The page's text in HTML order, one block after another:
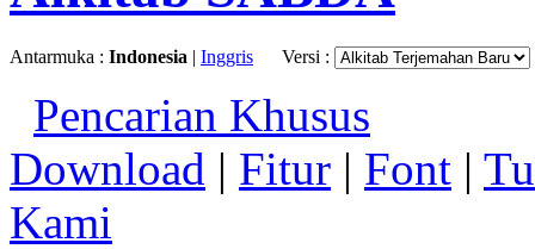
Antarmuka : Indonesia | Inggris Versi :
Pencarian Khusus
Download | Fitur | Font |
Kami